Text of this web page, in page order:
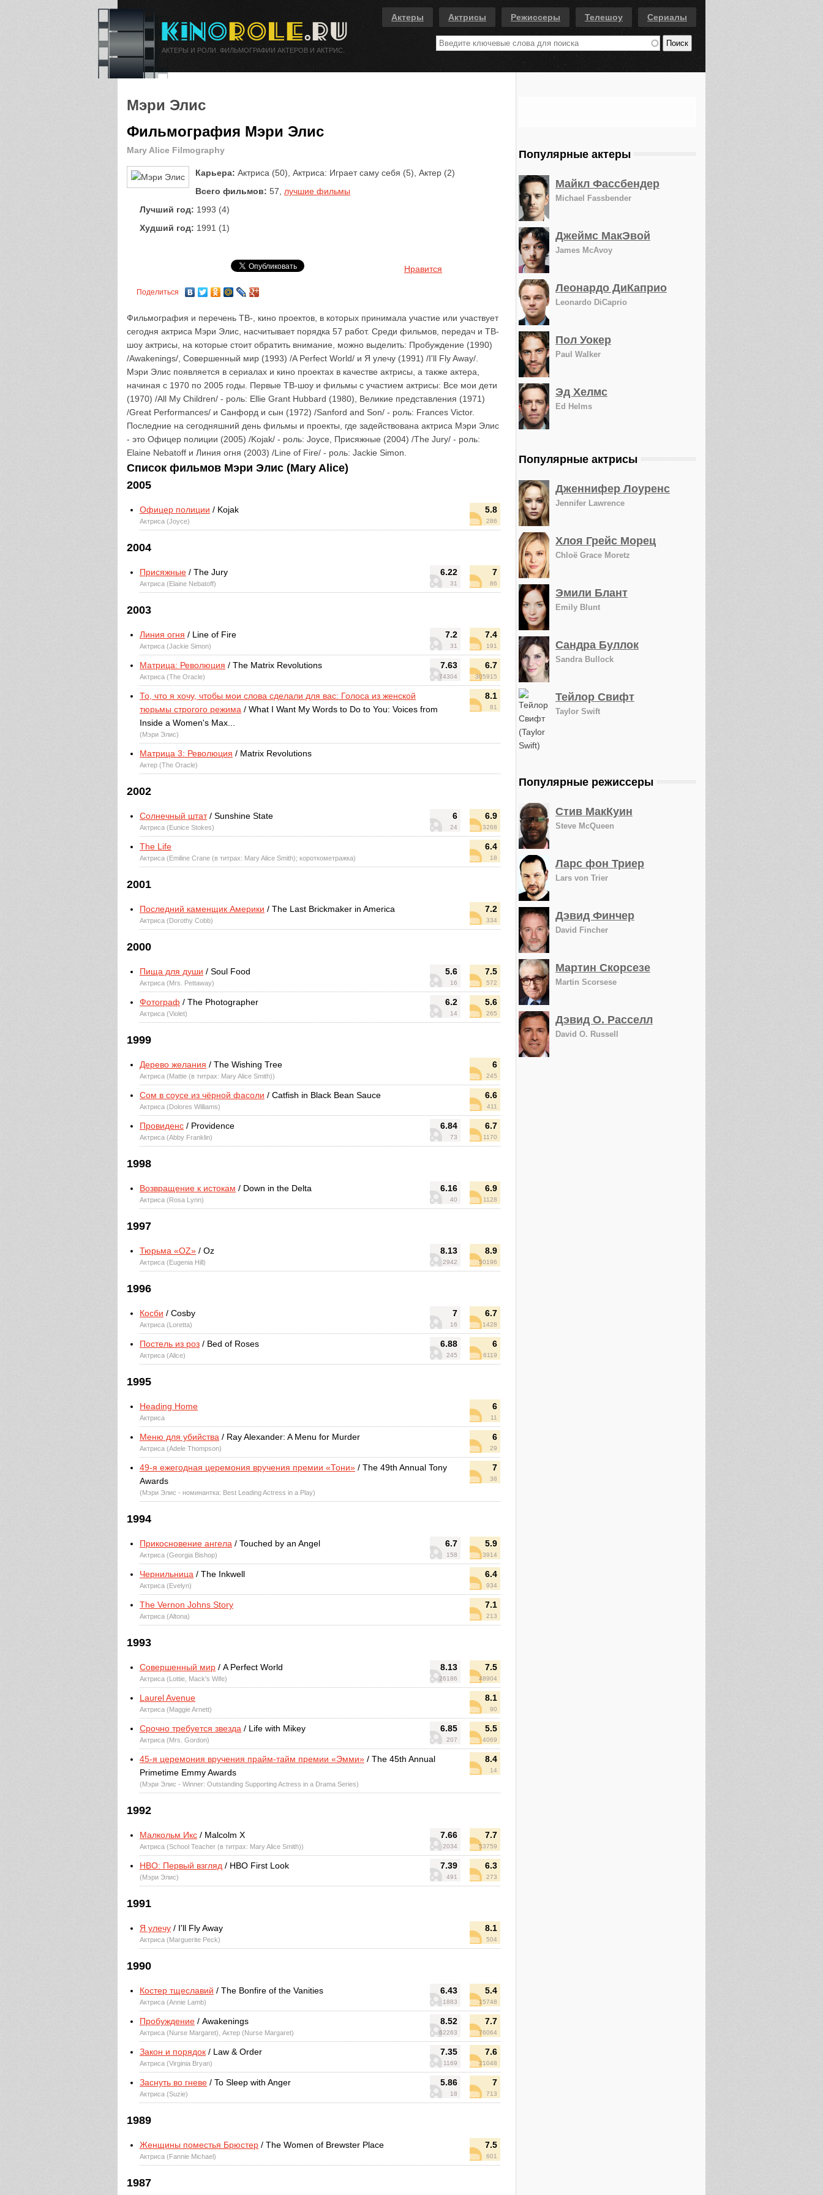
Актеры Актрисы Режиссеры Телешоу Сериалы
Мэри Элис
Фильмография Мэри Элис
Mary Alice Filmography
Карьера: Актриса (50), Актриса: Играет саму себя (5), Актер (2)
Всего фильмов: 57, лучшие фильмы
Лучший год: 1993 (4)
Худший год: 1991 (1)
Нравится
Поделиться
Фильмография и перечень ТВ-, кино проектов, в которых принимала участие или участвует
сегодня актриса Мэри Элис, насчитывает порядка 57 работ. Среди фильмов, передач и ТВ-
шоу актрисы, на которые стоит обратить внимание, можно выделить: Пробуждение (1990)
/Awakenings/, Совершенный мир (1993) /A Perfect World/ и Я улечу (1991) /I'll Fly Away/.
Мэри Элис появляется в сериалах и кино проектах в качестве актрисы, а также актера,
начиная с 1970 по 2005 годы. Первые ТВ-шоу и фильмы с участием актрисы: Все мои дети
(1970) /All My Children/ - роль: Ellie Grant Hubbard (1980), Великие представления (1971)
/Great Performances/ и Санфорд и сын (1972) /Sanford and Son/ - роль: Frances Victor.
Последние на сегодняшний день фильмы и проекты, где задействована актриса Мэри Элис
- это Офицер полиции (2005) /Kojak/ - роль: Joyce, Присяжные (2004) /The Jury/ - роль:
Elaine Nebatoff и Линия огня (2003) /Line of Fire/ - роль: Jackie Simon.
Список фильмов Мэри Элис (Mary Alice)
2005
5.8
286
Офицер полиции / Kojak
Актриса (Joyce)
2004
6.22
31
7
86
Присяжные / The Jury
Актриса (Elaine Nebatoff)
2003
7.2
31
7.4
191
Линия огня / Line of Fire
Актриса (Jackie Simon)
7.63
74304
6.7
305915
Матрица: Революция / The Matrix Revolutions
Актриса (The Oracle)
8.1
81
То, что я хочу, чтобы мои слова сделали для вас: Голоса из женской
тюрьмы строгого режима / What I Want My Words to Do to You: Voices from
Inside a Women's Max...
(Мэри Элис)
Матрица 3: Революция / Matrix Revolutions
Актер (The Oracle)
2002
6
24
6.9
3268
Солнечный штат/ Sunshine State
Актриса (Eunice Stokes)
6.4
18
The Life
Актриса (Emiline Crane (в титрах: Mary Alice Smith); короткометражка)
2001
7.2
334
Последний каменщик Америки / The Last Brickmaker in America
Актриса (Dorothy Cobb)
2000
5.6
16
7.5
572
Пища для души / Soul Food
Актриса (Mrs. Pettaway)
6.2
14
5.6
265
Фотограф / The Photographer
Актриса (Violet)
1999
6
245
Дерево желания / The Wishing Tree
Актриса (Mattie (в титрах: Mary Alice Smith))
6.6
411
Сом в соусе из чёрной фасоли / Catfish in Black Bean Sauce
Актриса (Dolores Williams)
6.84
73
6.7
1170
Провиденс / Providence
Актриса (Abby Franklin)
1998
6.16
40
6.9
1128
Возвращение к истокам / Down in the Delta
Актриса (Rosa Lynn)
1997
8.13
2942
8.9
50196
Тюрьма «ОZ» / Oz
Актриса (Eugenia Hill)
1996
7
16
6.7
1428
Косби / Cosby
Актриса (Loretta)
6.88
245
6
6119
Постель из роз / Bed of Roses
Актриса (Alice)
1995
6
11
Heading Home
Актриса
6
29
Меню для убийства / Ray Alexander: A Menu for Murder
Актриса (Adele Thompson)
7
38
49-я ежегодная церемония вручения премии «Тони» / The 49th Annual Tony
Awards
(Мэри Элис - номинантка: Best Leading Actress in a Play)
1994
6.7
158
5.9
3914
Прикосновение ангела / Touched by an Angel
Актриса (Georgia Bishop)
6.4
934
Чернильница / The Inkwell
Актриса (Evelyn)
7.1
213
The Vernon Johns Story
Актриса (Altona)
1993
8.13
26186
7.5
48904
Совершенный мир / A Perfect World
Актриса (Lottie, Mack's Wife)
8.1
90
Laurel Avenue
Актриса (Maggie Arnett)
6.85
207
5.5
4069
Срочно требуется звезда / Life with Mikey
Актриса (Mrs. Gordon)
8.4
14
45-я церемония вручения прайм-тайм премии «Эмми» / The 45th Annual
Primetime Emmy Awards
(Мэри Элис - Winner: Outstanding Supporting Actress in a Drama Series)
1992
7.66
2034
7.7
53759
Малкольм Икс / Malcolm X
Актриса (School Teacher (в титрах: Mary Alice Smith))
7.39
491
6.3
273
HBO: Первый взгляд / HBO First Look
(Мэри Элис)
1991
8.1
504
Я улечу / I'll Fly Away
Актриса (Marguerite Peck)
1990
6.43
1883
5.4
15748
Костер тщеславий / The Bonfire of the Vanities
Актриса (Annie Lamb)
8.52
62263
7.7
76064
Пробуждение / Awakenings
Актриса (Nurse Margaret), Актер (Nurse Margaret)
7.35
1169
7.6
21048
Закон и порядок / Law & Order
Актриса (Virginia Bryan)
5.86
18
7
713
Заснуть во гневе / To Sleep with Anger
Актриса (Suzie)
1989
7.5
601
Женщины поместья Брюстер / The Women of Brewster Place
Актриса (Fannie Michael)
1987
Популярные актеры
Майкл Фассбендер
Michael Fassbender
Джеймс МакЭвой
James McAvoy
Леонардо ДиКаприо
Leonardo DiCaprio
Пол Уокер
Paul Walker
Эд Хелмс
Ed Helms
Популярные актрисы
Дженнифер Лоуренс
Jennifer Lawrence
Хлоя Грейс Морец
Chloë Grace Moretz
Эмили Блант
Emily Blunt
Сандра Буллок
Sandra Bullock
Тейлор Свифт
Taylor Swift
Популярные режиссеры
Стив МакКуин
Steve McQueen
Ларс фон Триер
Lars von Trier
Дэвид Финчер
David Fincher
Мартин Скорсезе
Martin Scorsese
Дэвид О. Расселл
David O. Russell
АКТЕРЫ И РОЛИ. ФИЛЬМОГРАФИИ АКТЕРОВ И АКТРИС.